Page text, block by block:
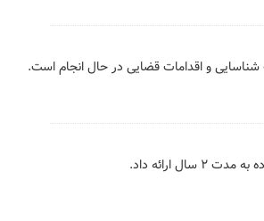
و اقدامات قضایی در حال انجام است.
ارائه داد.